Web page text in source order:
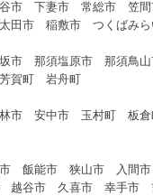
市 下妻市 常総市 笠
田市 稲敷市 つくばみ
市 那須塩原市 那須
賀町 岩舟町
市 安中市 玉村町 板
飯能市 狭山市 入間
谷市 久喜市 幸手市